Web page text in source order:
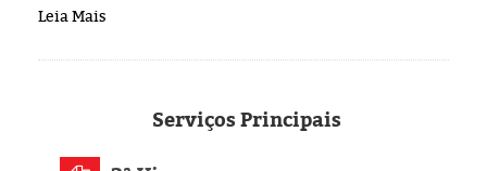
Leia Mais
ServiçosPrincipais